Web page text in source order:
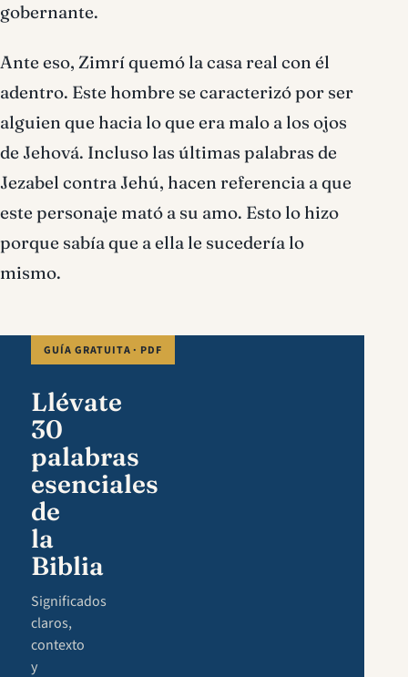
gobernante.
Ante eso, Zimrí quemó la casa real con él
adentro. Este hombre se caracterizó por ser
alguien que hacia lo que era malo a los ojos
de Jehová. Incluso las últimas palabras de
Jezabel contra Jehú, hacen referencia a que
este personaje mató a su amo. Esto lo hizo
porque sabía que a ella le sucedería lo
mismo.
GUÍA GRATUITA · PDF
Llévate
30
palabras
esenciales
de
la
Biblia
Significados
claros,
contexto
y